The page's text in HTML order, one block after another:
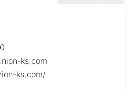
ks.com
ks.com/